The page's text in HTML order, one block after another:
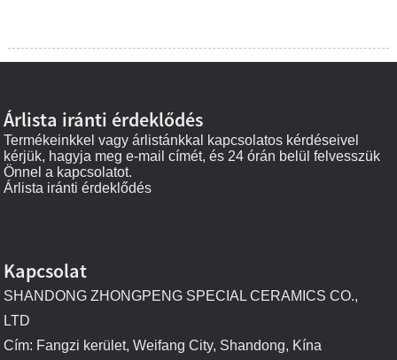
Árlista iránti érdeklődés
Termékeinkkel vagy árlistánkkal kapcsolatos kérdéseivel
kérjük, hagyja meg e-mail címét, és 24 órán belül felvesszük
Önnel a kapcsolatot.
Árlista iránti érdeklődés
Kapcsolat
SHANDONG ZHONGPENG SPECIAL CERAMICS CO.,
LTD
Cím: Fangzi kerület, Weifang City, Shandong, Kína